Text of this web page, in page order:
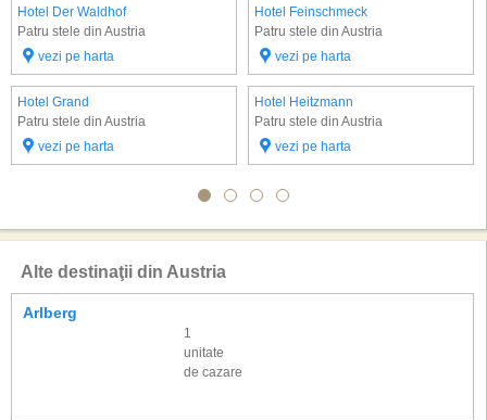
Hotel Der Waldhof
Patru stele din Austria
vezi pe harta
Hotel Feinschmeck
Patru stele din Austria
vezi pe harta
Hotel Grand
Patru stele din Austria
vezi pe harta
Hotel Heitzmann
Patru stele din Austria
vezi pe harta
Alte destinaţii din Austria
Arlberg
1
unitate
de cazare